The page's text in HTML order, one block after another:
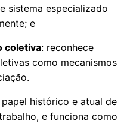
sistema especializado
e
coletiva: reconhece
como mecanismos
histórico e atual de
e funciona como